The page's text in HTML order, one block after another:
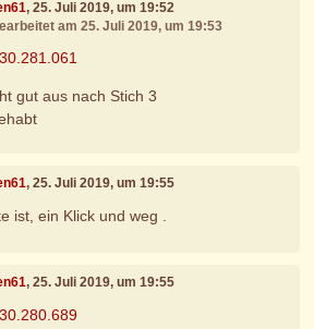
, 25. Juli 2019, um 19:52
am 25. Juli 2019, um 19:53
gut aus nach Stich 3
, 25. Juli 2019, um 19:55
ist, ein Klick und weg .
, 25. Juli 2019, um 19:55